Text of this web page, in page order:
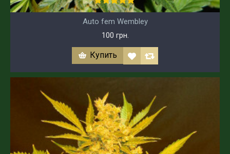
Auto fem Wembley
100 грн.
Купить